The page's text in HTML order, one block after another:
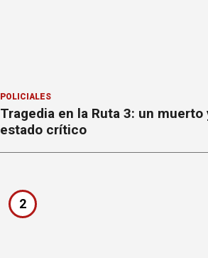
POLICIALES
Tragedia en la Ruta 3: un
estado crítico
2